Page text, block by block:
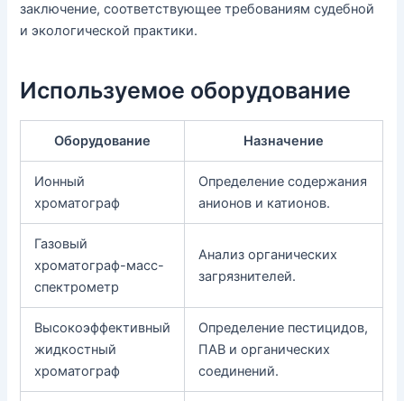
заключение, соответствующее требованиям судебной
и экологической практики.
Используемое оборудование
Оборудование Назначение
Ионный
хроматограф
Определение содержания
анионов и катионов.
Газовый
хроматограф-масс-
спектрометр
Анализ органических
загрязнителей.
Высокоэффективный
жидкостный
хроматограф
Определение пестицидов,
ПАВ и органических
соединений.